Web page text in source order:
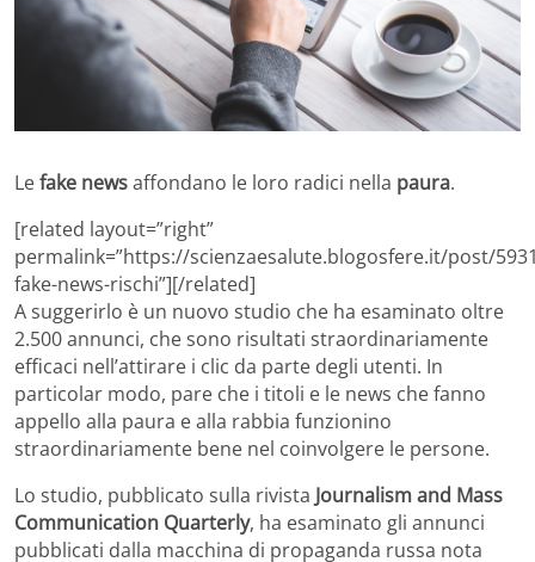
Lefake newsaffondano le loro radici nella paura.
[related layout=”right”
permalink=”https://scienzaesalute.blogosfere.it/post/
fake-news-rischi”][/related]
A suggerirlo è un nuovo studio che ha esaminato oltre
2.500 annunci, che sono risultati straordinariamente
efficaci nell’attirare i clic da parte degli utenti. In
particolar modo, pare che i titoli e le news che fanno
appello alla paura e alla rabbia funzionino
straordinariamente bene nel coinvolgere le persone.
Lo studio, pubblicato sulla rivista Journalism and Mass
Communication Quarterly, ha esaminato gli annunci
pubblicati dalla macchina di propaganda russa nota